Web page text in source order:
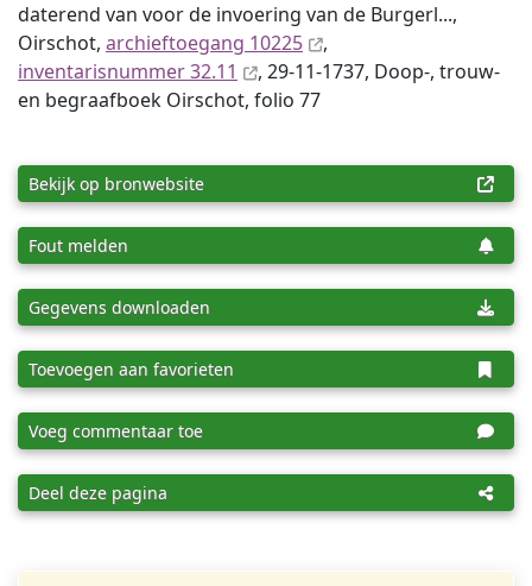
daterend van voor de invoering van de Burgerl...,
Oirschot, archieftoegang 10225
,
inventaris­num­mer 32.11
, 29-11-1737, Doop-, trouw-
en begraafboek Oirschot, folio 77
Bekijk op bronwebsite
Fout melden
Gegevens downloaden
Toevoegen aan favorieten
Voeg commentaar toe
Deel deze pagina